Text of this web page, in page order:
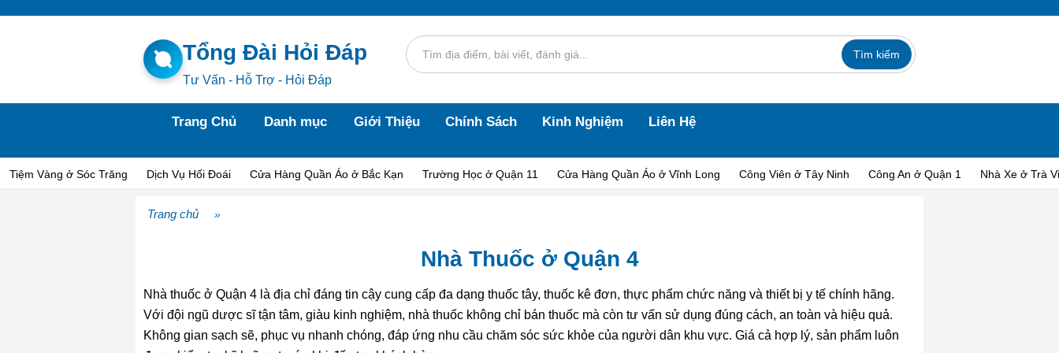
Tổng Đài Hỏi Đáp
Tư Vấn - Hỗ Trợ - Hỏi Đáp
Trang Chủ Danh mục Giới Thiệu Chính Sách Kinh Nghiệm Liên Hệ
Tiệm Vàng ở Sóc Trăng Dịch Vụ Hối Đoái Cửa Hàng Quần Áo ở Bắc Kạn Trường Học ở Quận 11 Cửa Hàng Quần Áo ở Vĩnh Long Công Viên ở Tây Ninh Công An ở Quận 1 Nhà Xe ở Trà
Trang chủ »
Nhà Thuốc ở Quận 4
Nhà thuốc ở Quận 4 là địa chỉ đáng tin cậy cung cấp đa dạng thuốc tây, thuốc kê đơn, thực phẩm chức năng và thiết bị y tế chính hãng.
Với đội ngũ dược sĩ tận tâm, giàu kinh nghiệm, nhà thuốc không chỉ bán thuốc mà còn tư vấn sử dụng đúng cách, an toàn và hiệu quả.
Không gian sạch sẽ, phục vụ nhanh chóng, đáp ứng nhu cầu chăm sóc sức khỏe của người dân khu vực. Giá cả hợp lý, sản phẩm luôn